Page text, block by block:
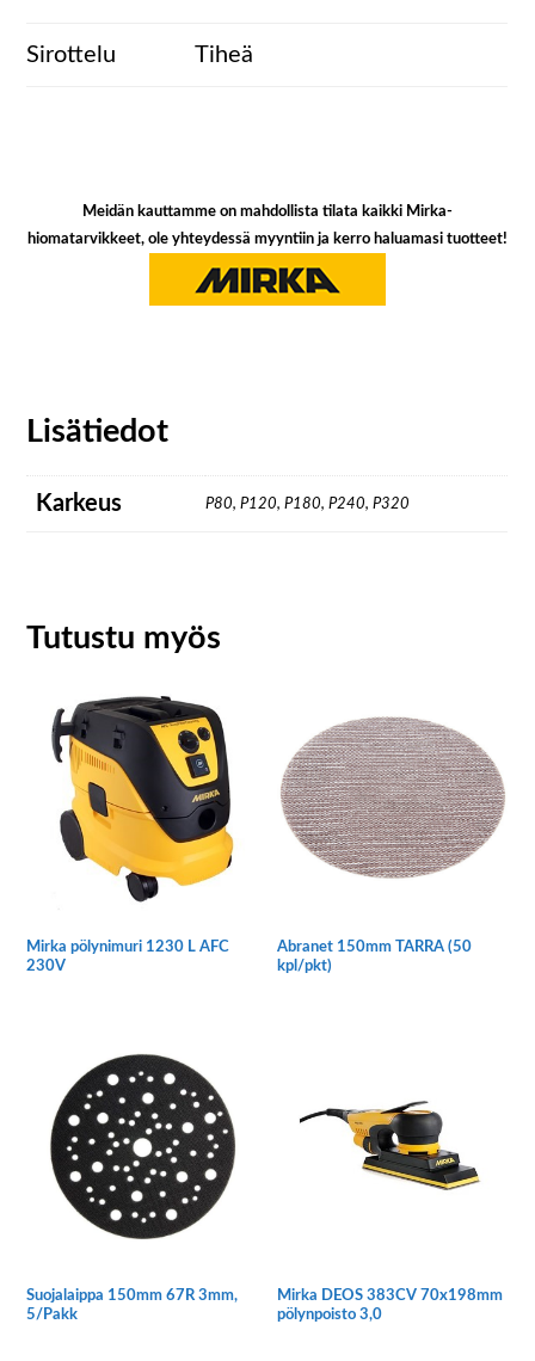
Sirottelu Tiheä
Meidän kauttamme on mahdollista tilata kaikki Mirka-
hiomatarvikkeet, ole yhteydessä myyntiin ja kerro haluamasi tuotteet!
Lisätiedot
Karkeus P80, P120, P180, P240, P320
Tutustu myös
Mirka pölynimuri 1230 L AFC
230V
Abranet 150mm TARRA (50
kpl/pkt)
muunnelma.
Suojalaippa 150mm 67R 3mm,
5/Pakk
Mirka DEOS 383CV 70x198mm
pölynpoisto 3,0